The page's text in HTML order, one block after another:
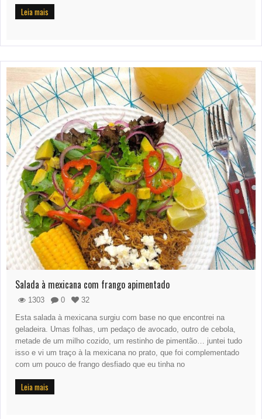
Leia mais
Salada à mexicana com frango apimentado
1303 0
32
Esta salada à mexicana surgiu com base no que encontrei na
geladeira. Umas folhas, um pedaço de avocado, outro de cebola,
metade de um milho cozido, um restinho de pimentão… juntei tudo
isso e vi um traço à la mexicana no prato, que foi complementado
com um pouco de frango desfiado que eu tinha no
Leia mais